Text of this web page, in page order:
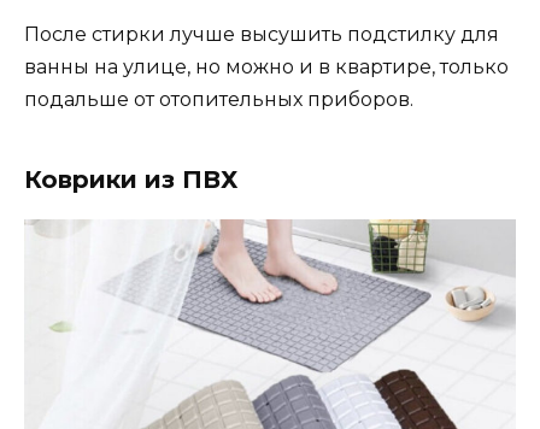
После стирки лучше высушить подстилку для
ванны на улице, но можно и в квартире, только
подальше от отопительных приборов.
Коврики из ПВХ